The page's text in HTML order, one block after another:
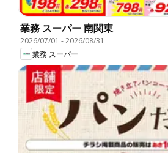
業務 スーパー 南関東
2026/07/01 -2026/08/31
業務 スーパー